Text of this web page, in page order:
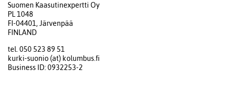
Suomen Kaasutinexpertti Oy
PL 1048
FI-04401, Järvenpää
FINLAND
tel. 050 523 89 51
kurki-suonio (at) kolumbus.fi
Business ID: 0932253-2